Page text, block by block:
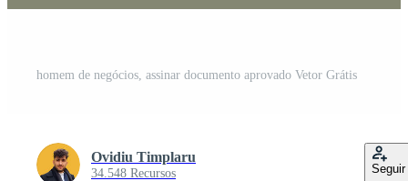
homem de negócios, assinar documento aprovado Vetor Grátis
Ovidiu Timplaru
34.548 Recursos Seguir